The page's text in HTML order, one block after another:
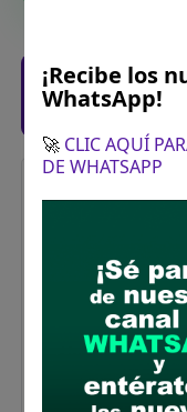
Posiciones
bases
Vacantes: 1
Profesiones/
Derecho,
Economía,
formación
Experiencia:
¡Recibe los
WhatsApp!
🚀 CLIC AQUÍ
DE WHATSAPP